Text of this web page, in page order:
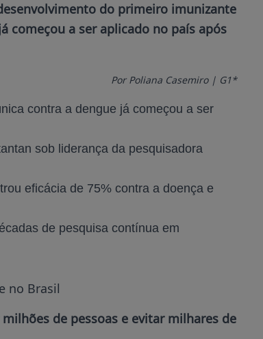
do primeiro imunizante
começou a ser aplicado no país após
Por Poliana Casemiro | G1*
contra a dengue já começou a ser
sob liderança da pesquisadora
eficácia de 75% contra a doença e
de pesquisa contínua em
no Brasil
de pessoas e evitar milhares de